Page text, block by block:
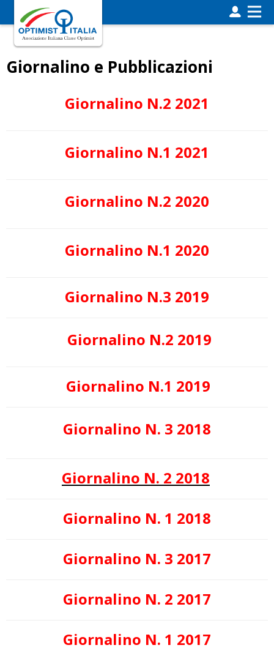
Giornalino e Pubblicazioni
Giornalino N.2 2021
Giornalino N.1 2021
Giornalino N.2 2020
Giornalino N.1 2020
Giornalino N.3 2019
Giornalino N.2 2019
Giornalino N.1 2019
Giornalino N. 3 2018
Giornalino N. 2 2018
Giornalino N. 1 2018
Giornalino N. 3 2017
Giornalino N. 2 2017
Giornalino N. 1 2017